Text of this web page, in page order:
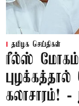
தமிழக செய்திகள்
ரீல்ஸ்
கலாசாரம்! -